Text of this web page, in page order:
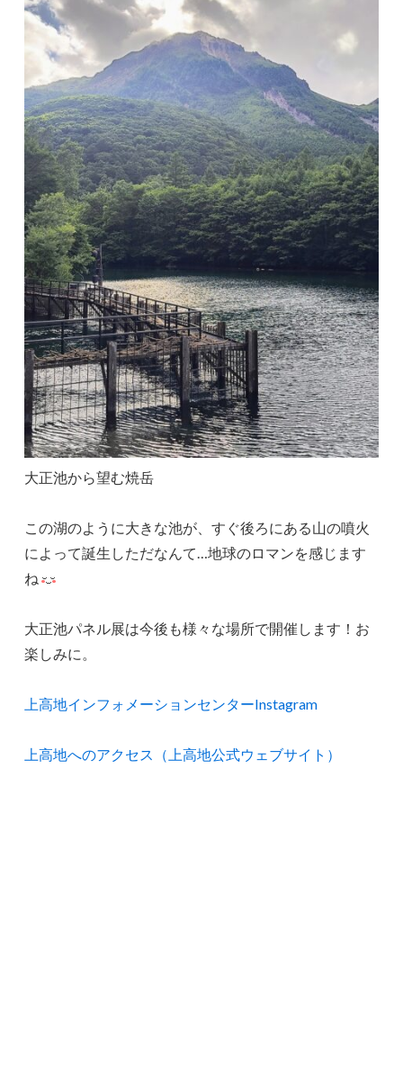
大正池から望む焼岳
この湖のように大きな池が、すぐ後ろにある山の噴火
によって誕生しただなんて…地球のロマンを感じます
ね
大正池パネル展は今後も様々な場所で開催します！お
楽しみに。
上高地インフォメーションセンターInstagram
上高地へのアクセス（上高地公式ウェブサイト）